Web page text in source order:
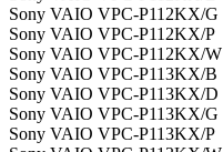
Sony VAIO VPC-P112KX/G
Sony VAIO VPC-P112KX/P
Sony VAIO VPC-P112KX/W
Sony VAIO VPC-P113KX/B
Sony VAIO VPC-P113KX/D
Sony VAIO VPC-P113KX/G
Sony VAIO VPC-P113KX/P